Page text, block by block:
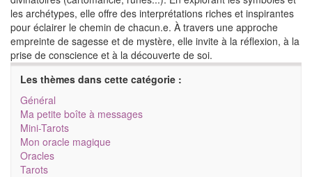
les archétypes, elle offre des interprétations riches et inspirantes
pour éclairer le chemin de chacun.e. À travers une approche
empreinte de sagesse et de mystère, elle invite à la réflexion, à la
prise de conscience et à la découverte de soi.
Les thèmes dans cette catégorie :
Général
Ma petite boîte à messages
Mini-Tarots
Mon oracle magique
Oracles
Tarots